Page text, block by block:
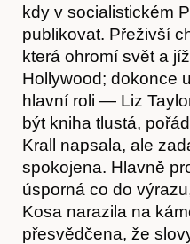
kdy v socialistickém
publikovat. Přeživší
která ohromí svět a
Hollywood; dokonce
hlavní roli — Liz
být kniha tlustá,
Krall napsala, ale
spokojena. Hlavně
úsporná co do
Kosa narazila na
přesvědčena, že